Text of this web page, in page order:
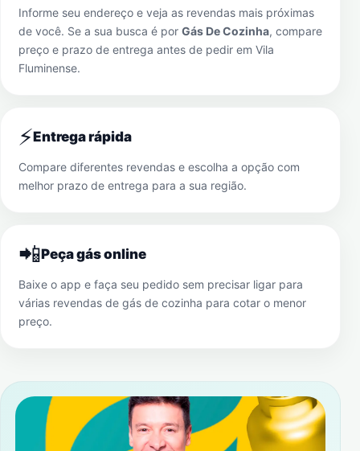
Informe seu endereço e veja as revendas mais próximas
de você. Se a sua busca é por Gás De Cozinha, compare
preço e prazo de entrega antes de pedir em Vila
Fluminense.
⚡Entrega rápida
Compare diferentes revendas e escolha a opção com
melhor prazo de entrega para a sua região.
📲Peça gás online
Baixe o app e faça seu pedido sem precisar ligar para
várias revendas de gás de cozinha para cotar o menor
preço.